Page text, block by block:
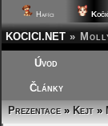
Hafíci
KOCICI.NET »
Úvod
Články
Prezentace»Kejt»